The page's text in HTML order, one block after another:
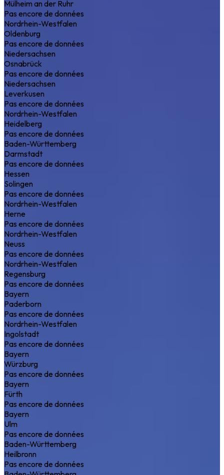
Mülheim an der Ruhr
Pas encore de données
Nordrhein-Westfalen
Oldenburg
Pas encore de données
Niedersachsen
Osnabrück
Pas encore de données
Niedersachsen
Leverkusen
Pas encore de données
Nordrhein-Westfalen
Heidelberg
Pas encore de données
Baden-Württemberg
Darmstadt
Pas encore de données
Hessen
Solingen
Pas encore de données
Nordrhein-Westfalen
Herne
Pas encore de données
Nordrhein-Westfalen
Neuss
Pas encore de données
Nordrhein-Westfalen
Regensburg
Pas encore de données
Bayern
Paderborn
Pas encore de données
Nordrhein-Westfalen
Ingolstadt
Pas encore de données
Bayern
Würzburg
Pas encore de données
Bayern
Fürth
Pas encore de données
Bayern
Ulm
Pas encore de données
Baden-Württemberg
Heilbronn
Pas encore de données